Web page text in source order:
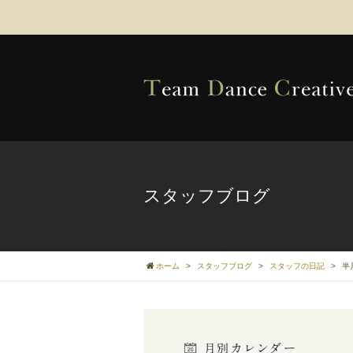
スタッフブログ
ホーム > スタッフブログ > スタッフの日記 > 半